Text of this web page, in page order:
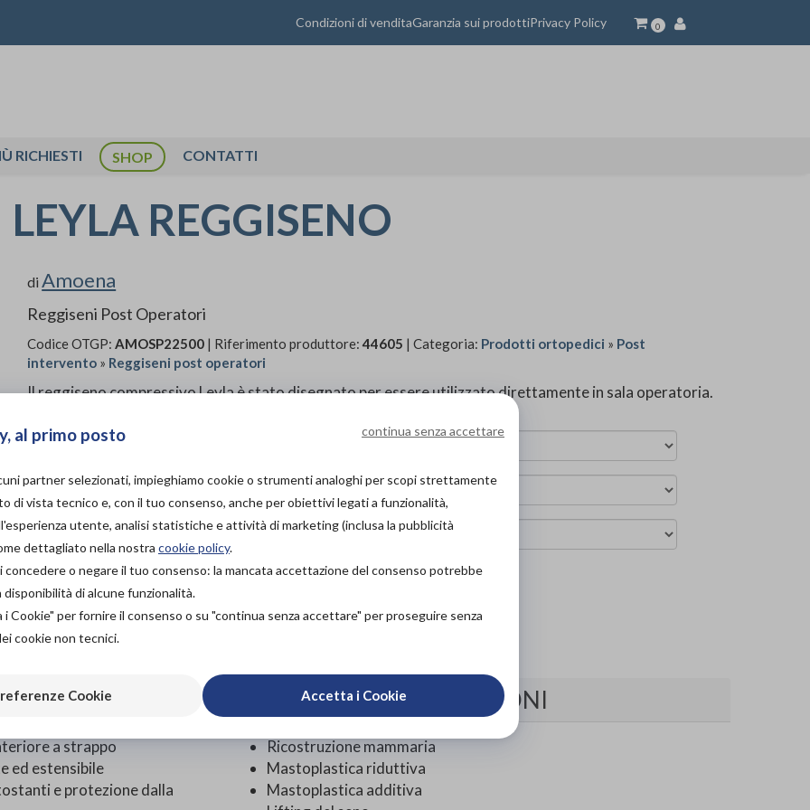
Condizioni di venditaGaranzia sui prodottiPrivacy Policy 0
RICHIESTI SHOP CONTATTI
LEYLA REGGISENO
diAmoena
Reggiseni Post Operatori
Codice OTGP:AMOSP22500 | Riferimento produttore:44605 | Categoria: Prodotti ortopedici » Post
intervento » Reggiseni post operatori
Il reggiseno compressivo Leyla è stato disegnato per essere utilizzato direttamente in sala operatoria.
PROVA E ACQUISTA IN
NON DISPONIBILE
PROVA E NOLEGGIA IN
NEGOZIO
NON DISPONIBILE
ACQUISTA ONLINE
DA96,00€
a strappo
ed estensibile
e protezione dalla
INDICAZIONI
Ricostruzione mammaria
Mastoplastica riduttiva
Mastoplastica additiva
al primo posto continua senza accettare
partner selezionati, impieghiamo cookie o strumenti analoghi per scopi strettamente
di vista tecnico e, con il tuo consenso, anche per obiettivi legati a funzionalità,
utente, analisi statistiche e attività di marketing (inclusa la pubblicità
dettagliato nella nostra cookie policy.
concedere o negare il tuo consenso: la mancata accettazione del consenso potrebbe
di alcune funzionalità.
Cookie" per fornire il consenso o su "continua senza accettare" per proseguire senza
cookie non tecnici.
Cookie Accetta i Cookie